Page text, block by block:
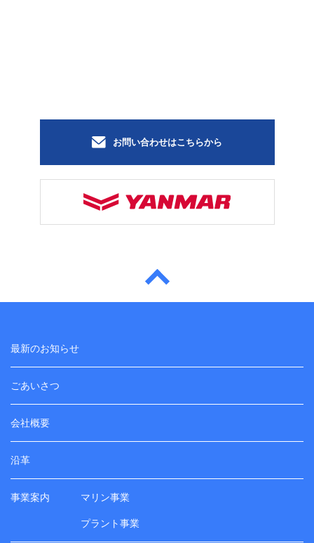
お問い合わせはこちらから
最新のお知らせ
ごあいさつ
会社概要
沿革
事業案内 マリン事業
プラント事業